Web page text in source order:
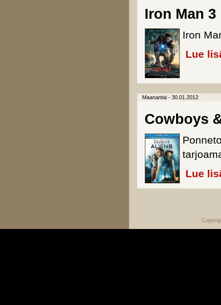
Iron Man 3
Iron
Lue
Maanantai - 30.01.2012
Cowboys
Lue